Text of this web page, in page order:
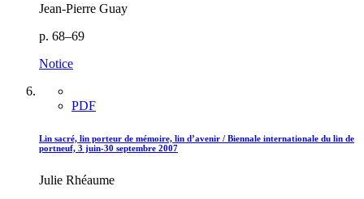
Jean-Pierre Guay
p. 68–69
Notice
PDF
Lin sacré, lin porteur de mémoire, lin d’avenir / Biennale internationale du lin de
portneuf, 3 juin-30 septembre 2007
Julie Rhéaume